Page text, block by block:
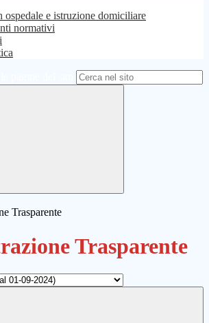
ospedale e istruzione domiciliare
normativi
Trasparente
Trasparente